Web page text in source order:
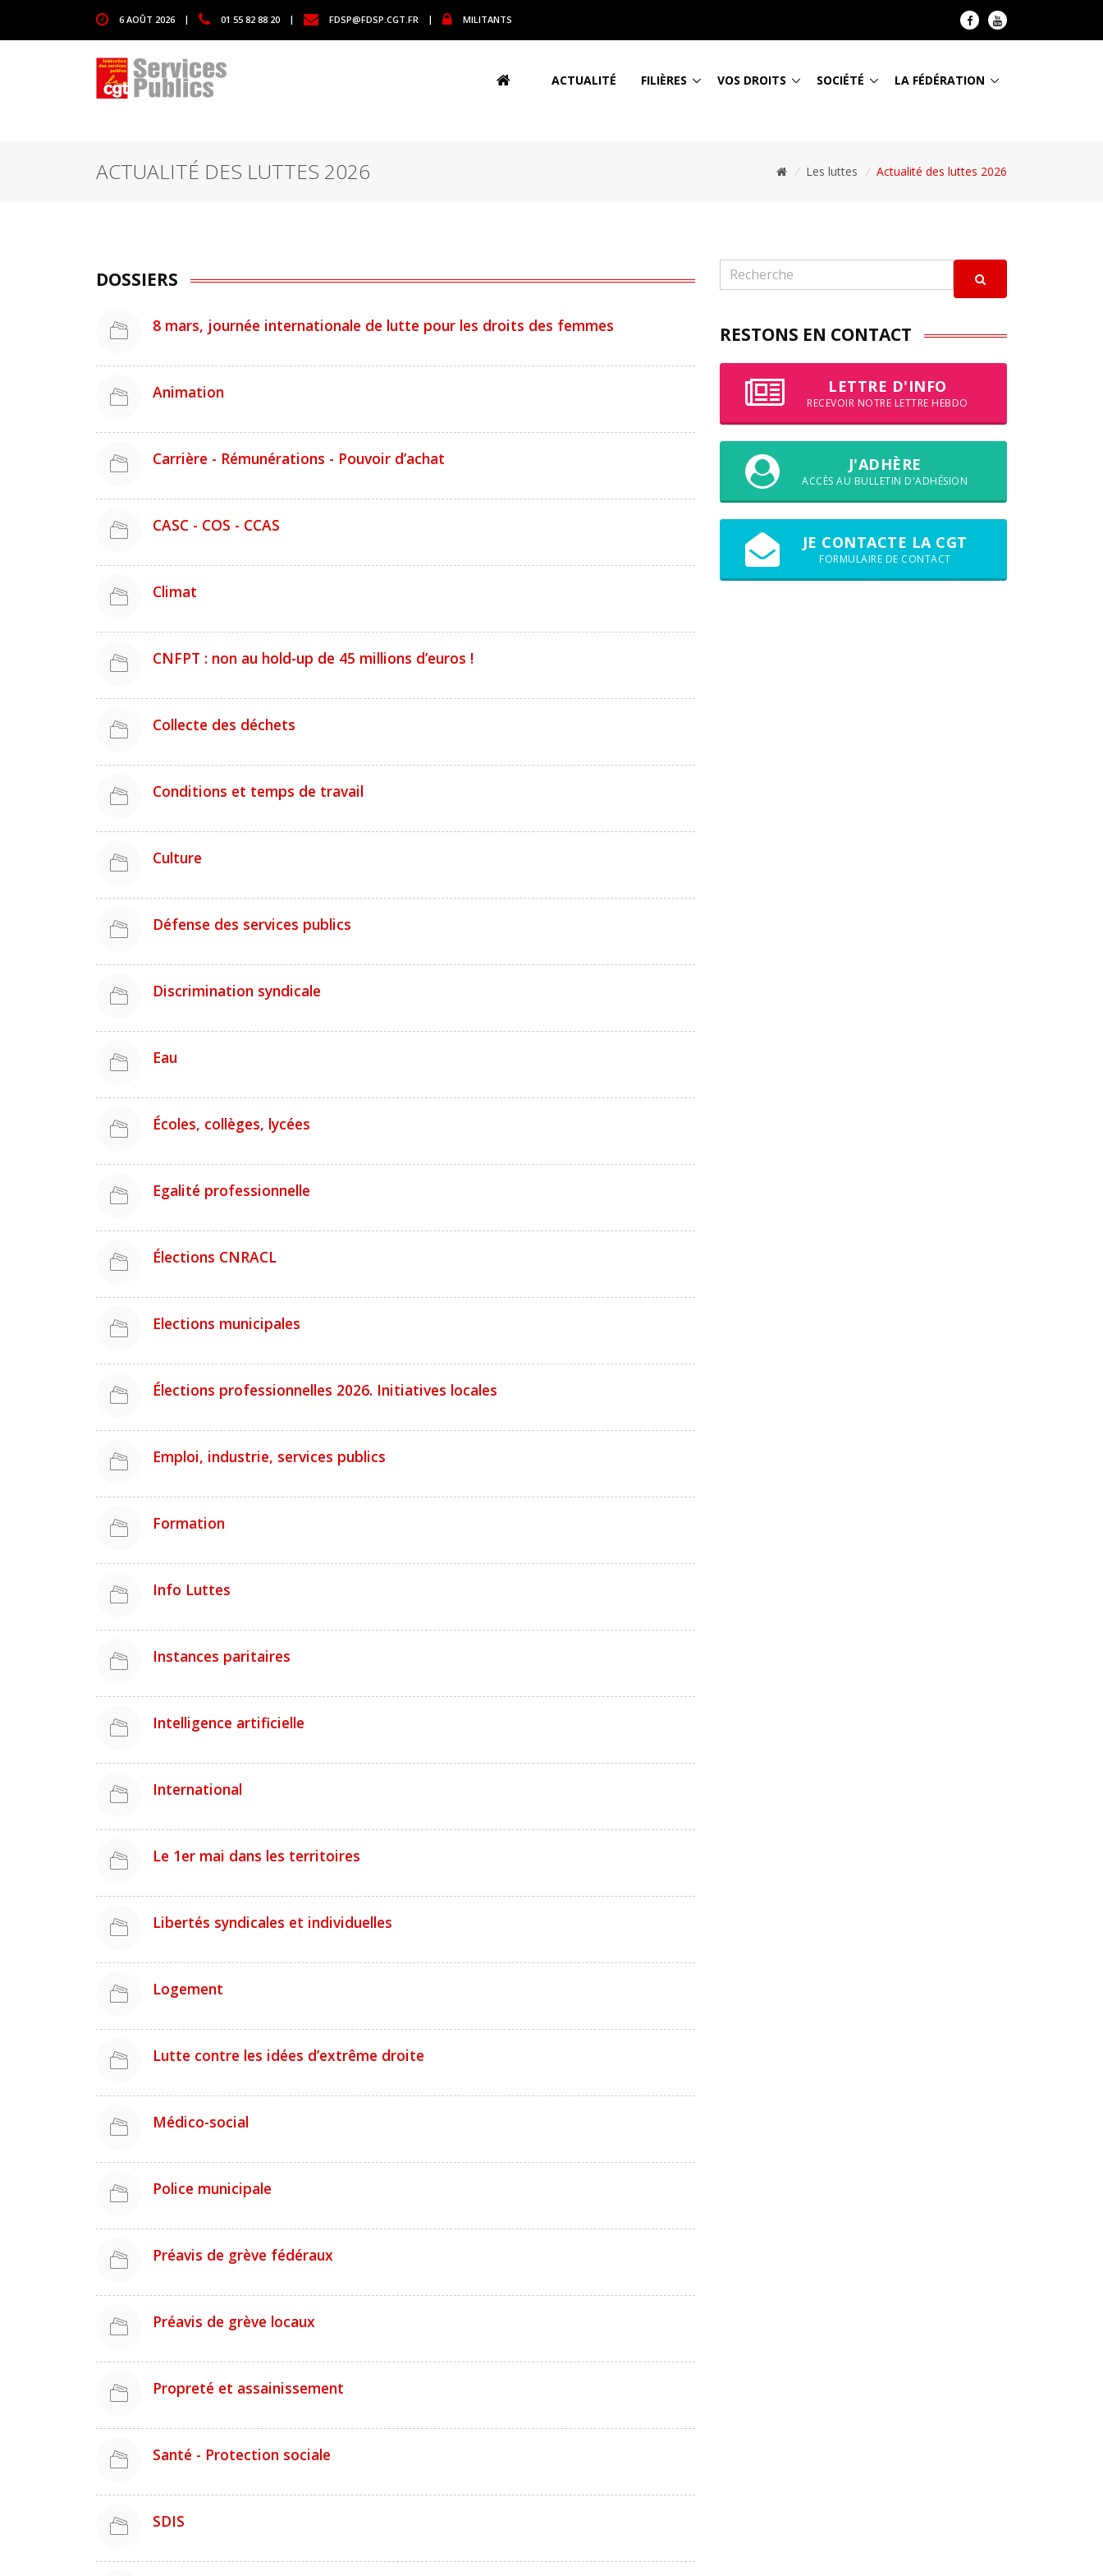
6 AOÛT 2026 | 01 55 82 88 20 | FDSP@FDSP.CGT.FR | MILITANTS
ACTUALITÉ FILIÈRES VOS DROITS SOCIÉTÉ LA FÉDÉRATION
ACTUALITÉ DES LUTTES 2026 / Les luttes / Actualité des luttes 2026
DOSSIERS
8 mars, journée internationale de lutte pour les droits des femmes
Animation
Carrière - Rémunérations - Pouvoir d’achat
CASC - COS - CCAS
Climat
CNFPT : non au hold-up de 45 millions d’euros !
Collecte des déchets
Conditions et temps de travail
Culture
Défense des services publics
Discrimination syndicale
Eau
Écoles, collèges, lycées
Egalité professionnelle
Élections CNRACL
Elections municipales
Élections professionnelles 2026. Initiatives locales
Emploi, industrie, services publics
Formation
Info Luttes
Instances paritaires
Intelligence artificielle
International
Le 1er mai dans les territoires
Libertés syndicales et individuelles
Logement
Lutte contre les idées d’extrême droite
Médico-social
Police municipale
Préavis de grève fédéraux
Préavis de grève locaux
Propreté et assainissement
Santé - Protection sociale
SDIS
RESTONS EN CONTACT
LETTRE D'INFO
RECEVOIR NOTRE LETTRE HEBDO
J'ADHÈRE
ACCÈS AU BULLETIN D'ADHÉSION
JE CONTACTE LA CGT
FORMULAIRE DE CONTACT